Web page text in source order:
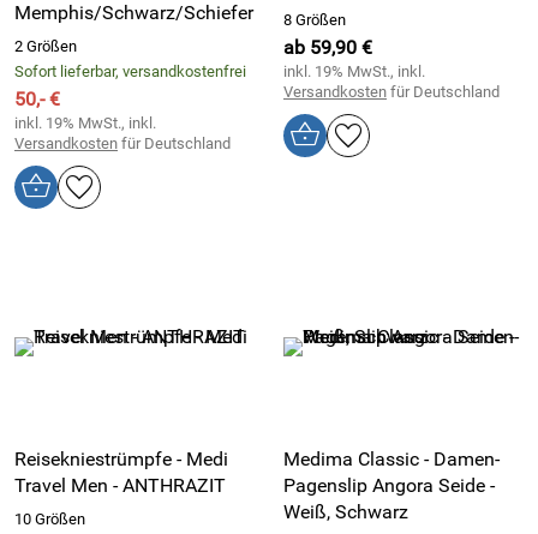
Memphis/Schwarz/Schiefer
2 Größen
Sofort lieferbar, versandkostenfrei
50,- €
inkl. 19% MwSt., inkl.
Versandkosten für Deutschland
8 Größen
ab 59,90 €
inkl. 19% MwSt., inkl.
Versandkosten für Deutschland
Reisekniestrümpfe - Medi
Travel Men - ANTHRAZIT
10 Größen
Medima Classic - Damen-
Pagenslip Angora Seide -
Weiß, Schwarz